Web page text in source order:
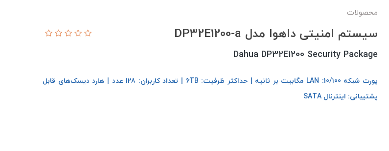
محصولات
سیستم امنیتی داهوا مدل DP32E1200-a
Dahua DP32E1200 Security Package
پورت شبکه LAN :10/100 مگابیت بر ثانیه | حداکثر ظرفیت: 6TB | تعداد کاربران: 128 عدد | هارد دیسک‌های قابل
پشتیبانی: اینترنال SATA